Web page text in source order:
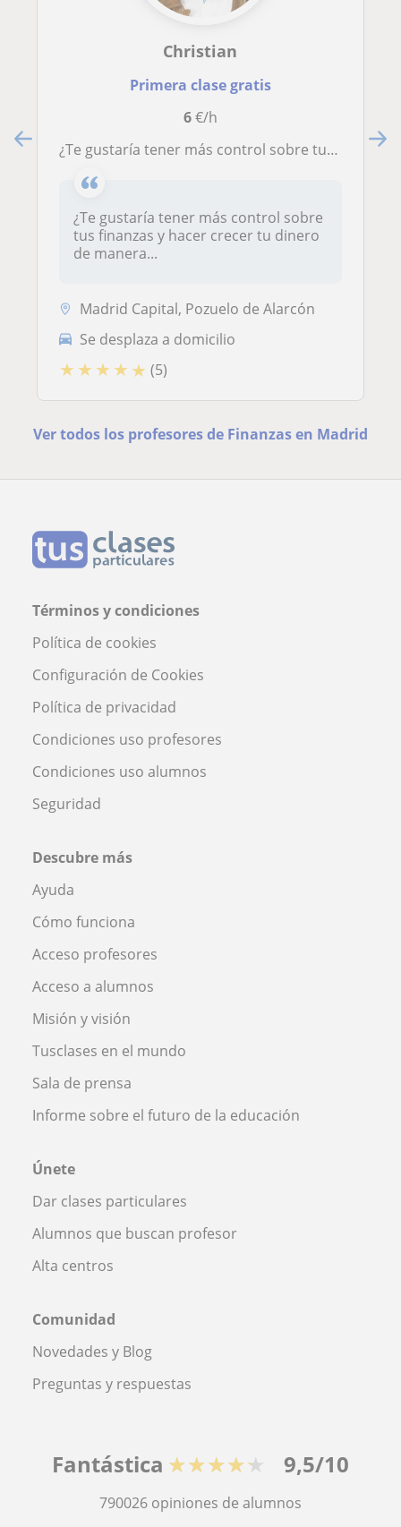
Christian
Primera clase gratis
6€/h
¿Te gustaría tener más control sobre tus finanzas y hacer crecer tu dinero de manera inteligente?
¿Te gustaría tener más control sobre
tus finanzas y hacer crecer tu dinero
de manera...
Madrid Capital, Pozuelo de Alarcón
Se desplaza a domicilio
★ ★ ★ ★ ★ (5)
Ver todos los profesores de Finanzas en Madrid
Términos y condiciones
Política de cookies
Configuración de Cookies
Política de privacidad
Condiciones uso profesores
Condiciones uso alumnos
Seguridad
Descubre más
Ayuda
Cómo funciona
Acceso profesores
Acceso a alumnos
Misión y visión
Tusclases en el mundo
Sala de prensa
Informe sobre el futuro de la educación
Únete
Dar clases particulares
Alumnos que buscan profesor
Alta centros
Comunidad
Novedades y Blog
Preguntas y respuestas
Fantástica ★★★★★ 9,5/10
790026 opiniones de alumnos